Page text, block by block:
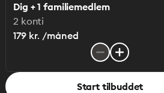
Dig + 1 familiemedlem
2 konti
179 kr. /måned
Start tilbuddet